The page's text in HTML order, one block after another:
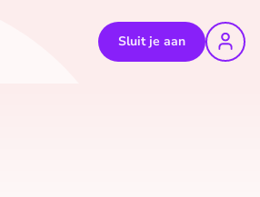
Sluit je aan